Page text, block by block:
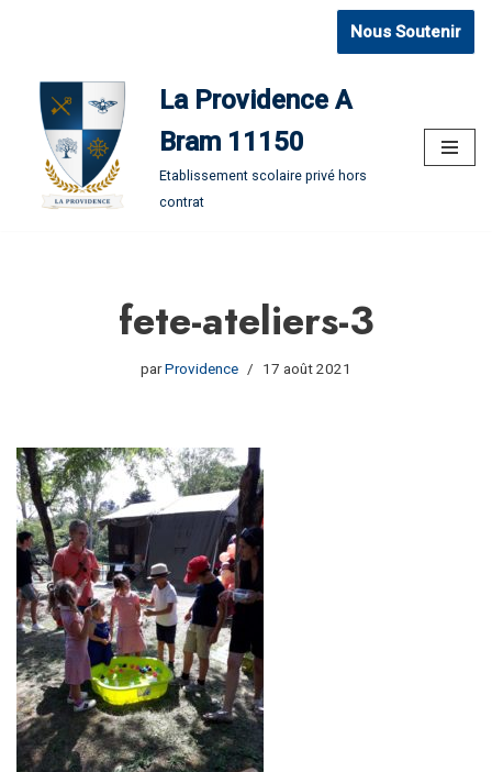
contenu
Nous Soutenir
La Providence A
Bram 11150
Etablissement scolaire privé hors
contrat
fete-ateliers-3
parProvidence 17 août 2021